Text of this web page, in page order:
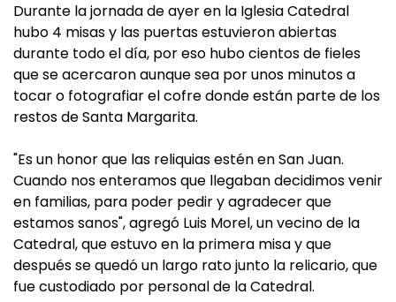
Durante la jornada de ayer en la Iglesia Catedral
hubo 4 misas y las puertas estuvieron abiertas
durante todo el día, por eso hubo cientos de fieles
que se acercaron aunque sea por unos minutos a
tocar o fotografiar el cofre donde están parte de los
restos de Santa Margarita.
"Es un honor que las reliquias estén en San Juan.
Cuando nos enteramos que llegaban decidimos venir
en familias, para poder pedir y agradecer que
estamos sanos", agregó Luis Morel, un vecino de la
Catedral, que estuvo en la primera misa y que
después se quedó un largo rato junto la relicario, que
fue custodiado por personal de la Catedral.